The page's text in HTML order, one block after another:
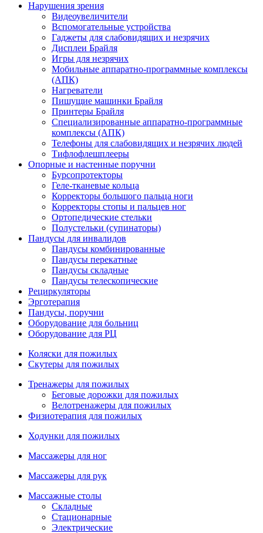
Нарушения зрения
Видеоувеличители
Вспомогательные устройства
Гаджеты для слабовидящих и незрячих
Дисплеи Брайля
Игры для незрячих
Мобильные аппаратно-программные комплексы
(АПК)
Нагреватели
Пишущие машинки Брайля
Принтеры Брайля
Специализированные аппаратно-программные
комплексы (АПК)
Телефоны для слабовидящих и незрячих людей
Тифлофлешплееры
Опорные и настенные поручни
Бурсопротекторы
Геле-тканевые кольца
Корректоры большого пальца ноги
Корректоры стопы и пальцев ног
Ортопедические стельки
Полустельки (супинаторы)
Пандусы для инвалидов
Пандусы комбинированные
Пандусы перекатные
Пандусы складные
Пандусы телескопические
Рециркуляторы
Эрготерапия
Пандусы, поручни
Оборудование для больниц
Оборудование для РЦ
Коляски для пожилых
Скутеры для пожилых
Тренажеры для пожилых
Беговые дорожки для пожилых
Велотренажеры для пожилых
Физиотерапия для пожилых
Ходунки для пожилых
Массажеры для ног
Массажеры для рук
Массажные столы
Складные
Стационарные
Электрические